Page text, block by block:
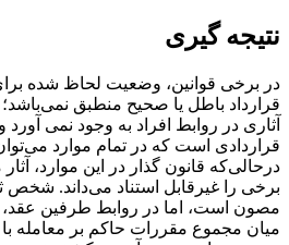
نتیجه گیری
در برخی قوانین، وضعیت لحاظ شده برای
قرارداد باطل یا صحیح منطبق نمی‌باشد؛
آثاری در روابط افراد به وجود نمی آورد
قراردادی است که در تمام موارد می‌توان
درحالی‌که قانون گذار در این موارد،
برخی را غیرقابل استناد می‌داند. شخص
مصون است، اما در روابط طرفین عقد،
میان مجموع مقررات حاکم بر معامله با